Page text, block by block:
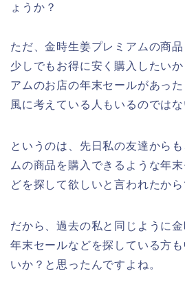
ょうか？
ただ、金時生姜プレミアムの商
少しでもお得に安く購入したい
アムのお店の年末セールがあっ
風に考えている人もいるのでは
というのは、先日私の友達から
ムの商品を購入できるような年
どを探して欲しいと言われたから
だから、過去の私と同じように
年末セールなどを探している方
いか？と思ったんですよね。